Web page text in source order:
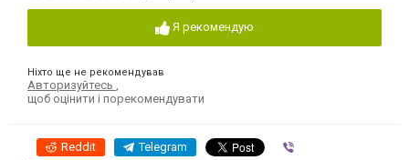
Я рекомендую
Ніхто ще не рекомендував
Авторизуйтесь
щоб оцінити і порекомендувати
Reddit Telegram